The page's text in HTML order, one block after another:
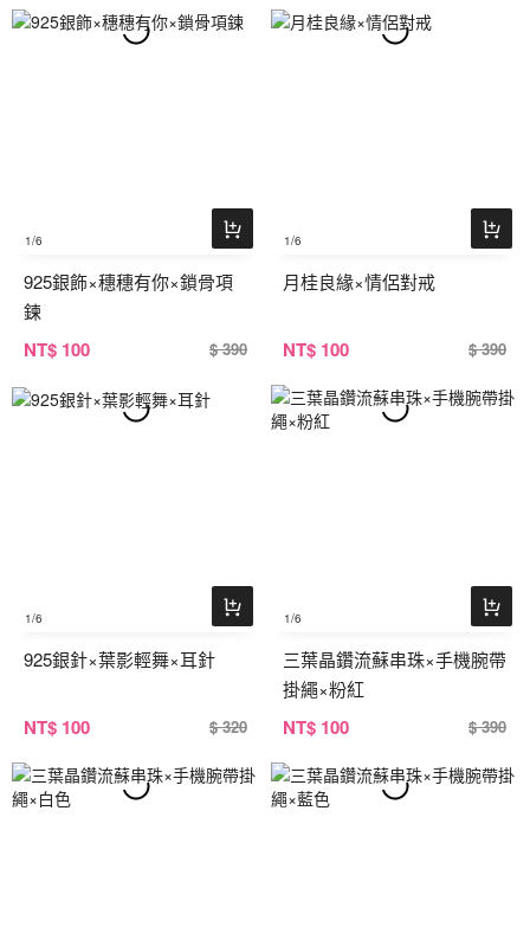
1/6
925銀飾×穗穗有你×鎖骨項
鍊
NT$ 100 $ 390
1/6
月桂良緣×情侶對戒
NT$ 100 $ 390
1/6
925銀針×葉影輕舞×耳針
NT$ 100 $ 320
1/6
三葉晶鑽流蘇串珠×手機腕帶
掛繩×粉紅
NT$ 100 $ 390